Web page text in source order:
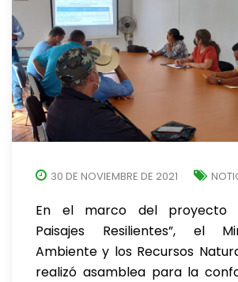
30 DE NOVIEMBRE DE 2021
En el marco del proyecto
Paisajes Resilientes”, el
Ambiente y los Recursos
realizó asamblea para la